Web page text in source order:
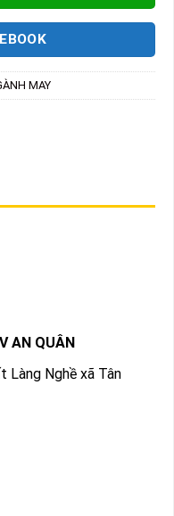
MAY
AN QUÂN
Làng Nghề xã Tân